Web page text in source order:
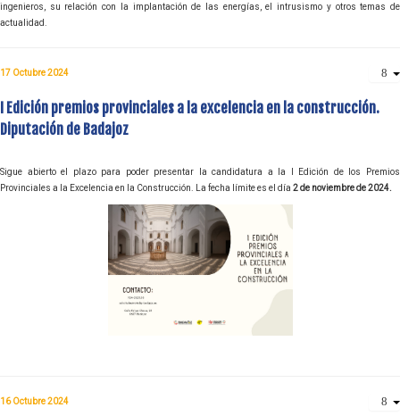
ingenieros, su relación con la implantación de las energías, el intrusismo y otros temas de
actualidad.
17 Octubre 2024
I Edición premios provinciales a la excelencia en la construcción.
Diputación de Badajoz
Sigue abierto el plazo para poder presentar la candidatura a la I Edición de los Premios
Provinciales a la Excelencia en la Construcción. La fecha límite es el día 2 de noviembre de 2024.
16 Octubre 2024